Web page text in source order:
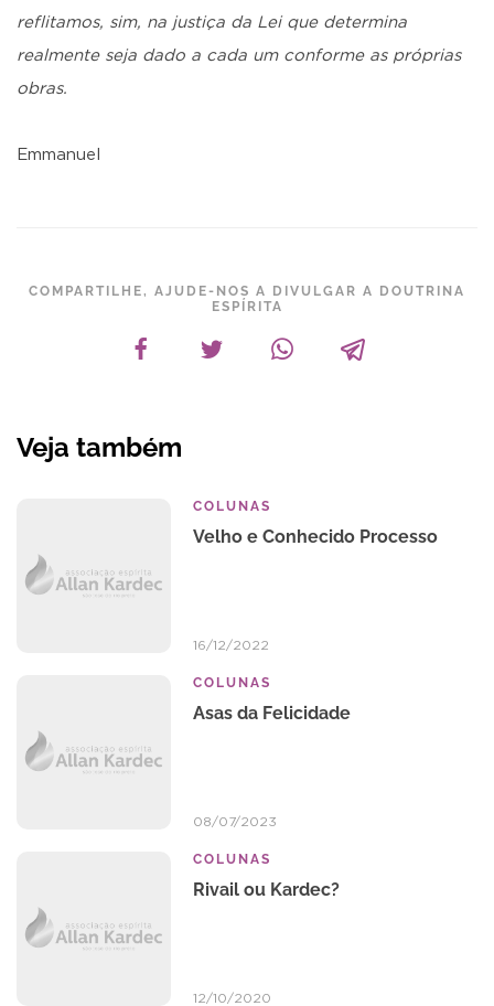
reflitamos, sim, na justiça da Lei que determina
realmente seja dado a cada um conforme as próprias
obras.
Emmanuel
COMPARTILHE, AJUDE-NOS A DIVULGAR A DOUTRINA
ESPÍRITA
Veja também
COLUNAS
Velho e Conhecido Processo
16/12/2022
COLUNAS
Asas da Felicidade
08/07/2023
COLUNAS
Rivail ou Kardec?
12/10/2020